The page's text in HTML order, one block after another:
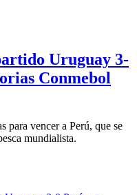
Uruguay 3-
Conmebol
para vencer a Perú, que se
mundialista.